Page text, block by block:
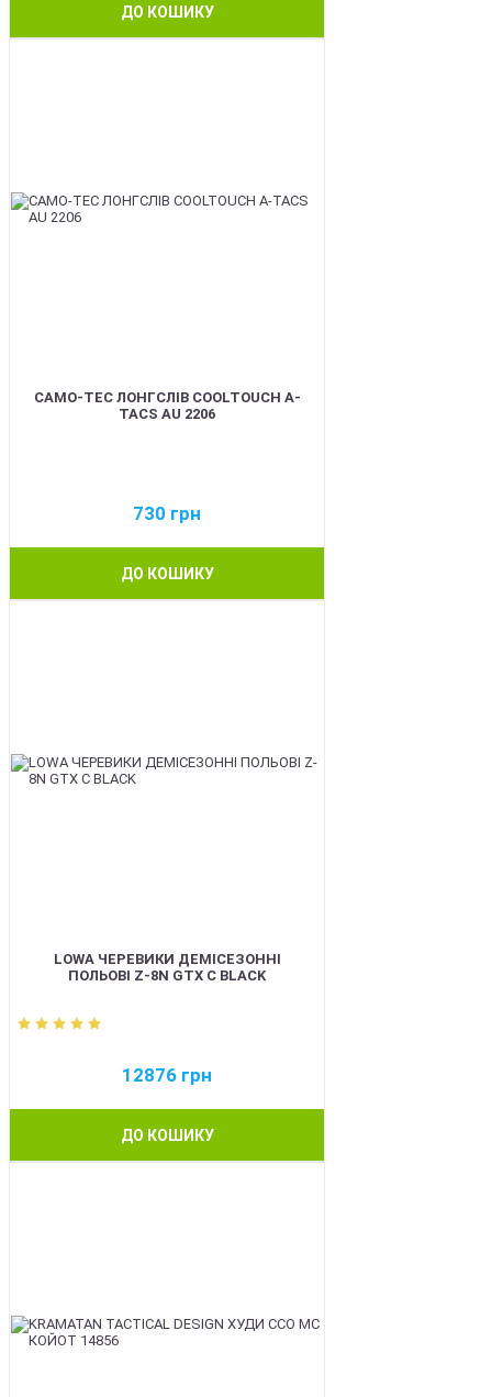
ДО КОШИКУ
CAMO-TEC ЛОНГСЛІВ COOLTOUCH A-
TACS AU 2206
730 грн
ДО КОШИКУ
LOWA ЧЕРЕВИКИ ДЕМІСЕЗОННІ
ПОЛЬОВІ Z-8N GTX C BLACK
12876 грн
ДО КОШИКУ